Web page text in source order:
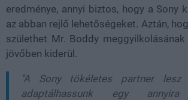
eredménye, annyi biztos, hogy a Sony
az abban rejlő lehetőségeket. Aztán,
születhet Mr. Boddy
jövőben kiderül.
"A Sony tökéletes partner lesz
adaptálhassunk egy annyira